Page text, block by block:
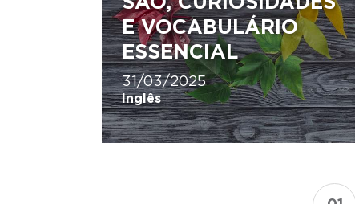
E VOCABULÁRIO
ESSENCIAL
31/03/2025
Inglês